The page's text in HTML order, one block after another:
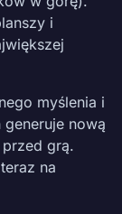
i
myślenia i
nową
grą.
na